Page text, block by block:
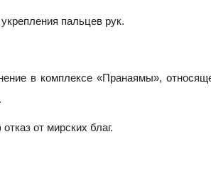
пальцев рук.
в комплексе «Пранаямы»,
от мирских благ.